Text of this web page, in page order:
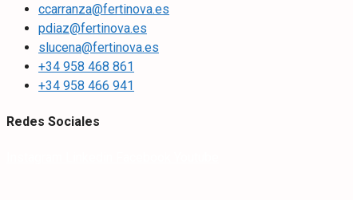
ccarranza@fertinova.es
pdiaz@fertinova.es
slucena@fertinova.es
+34 958 468 861
+34 958 466 941
Redes Sociales